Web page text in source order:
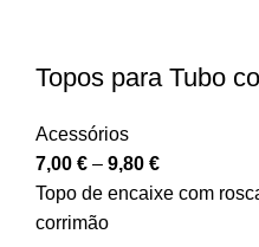
Topos para Tubo
Acessórios
7,00 € – 9,80 €
Topo de encaixe com
corrimão